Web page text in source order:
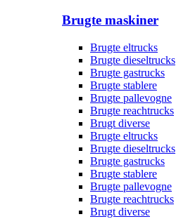
Brugte maskiner
Brugte eltrucks
Brugte dieseltrucks
Brugte gastrucks
Brugte stablere
Brugte pallevogne
Brugte reachtrucks
Brugt diverse
Brugte eltrucks
Brugte dieseltrucks
Brugte gastrucks
Brugte stablere
Brugte pallevogne
Brugte reachtrucks
Brugt diverse